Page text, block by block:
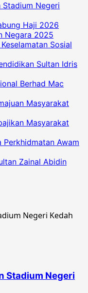
Stadium Negeri
Haji 2026
Negara 2025
Sosial
Sultan Idris
Berhad Mac
Masyarakat
Masyarakat
Perkhidmatan Awam
Zainal Abidin
Stadium Negeri